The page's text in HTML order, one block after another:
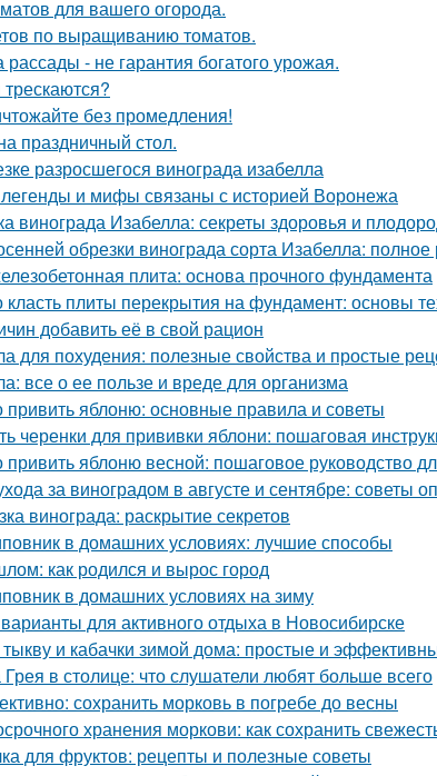
для вашего огорода.
по выращиванию томатов.
- не гарантия богатого урожая.
без промедления!
праздничный стол.
разросшегося винограда изабелла
и мифы связаны с историей Воронежа
винограда Изабелла: секреты здоровья и
обрезки винограда сорта Изабелла: полное
плита: основа прочного фундамента
класть плиты перекрытия на фундамент: основы
добавить её в свой рацион
для похудения: полезные свойства и простые
все о ее пользе и вреде для организма
привить яблоню: основные правила и советы
черенки для прививки яблони: пошаговая
привить яблоню весной: пошаговое руководство
за виноградом в августе и сентябре: советы
винограда: раскрытие секретов
в домашних условиях: лучшие способы
как родился и вырос город
в домашних условиях на зиму
для активного отдыха в Новосибирске
тыкву и кабачки зимой дома: простые и
в столице: что слушатели любят больше всего
сохранить морковь в погребе до весны
хранения моркови: как сохранить
для фруктов: рецепты и полезные советы